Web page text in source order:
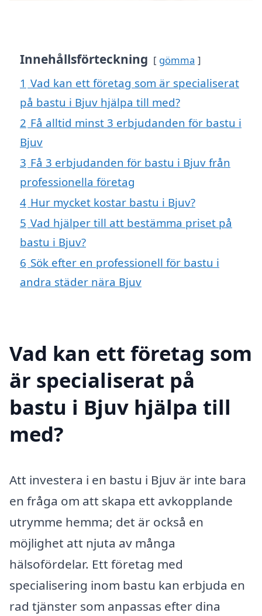
Innehållsförteckning gömma
1 Vad kan ett företag som är specialiserat
på bastu i Bjuv hjälpa till med?
2 Få alltid minst 3 erbjudanden för bastu i
Bjuv
3 Få 3 erbjudanden för bastu i Bjuv från
professionella företag
4 Hur mycket kostar bastu i Bjuv?
5 Vad hjälper till att bestämma priset på
bastu i Bjuv?
6 Sök efter en professionell för bastu i
andra städer nära Bjuv
Vad kan ett företag som
är specialiserat på
bastu i Bjuv hjälpa till
med?
Att investera i en bastu i Bjuv är inte bara
en fråga om att skapa ett avkopplande
utrymme hemma; det är också en
möjlighet att njuta av många
hälsofördelar. Ett företag med
specialisering inom bastu kan erbjuda en
rad tjänster som anpassas efter dina